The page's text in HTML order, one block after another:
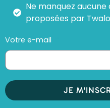
Ne manquez
proposées par
Votre e-mail
JE